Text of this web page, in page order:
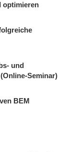
optimieren
und
Seminar)
BEM